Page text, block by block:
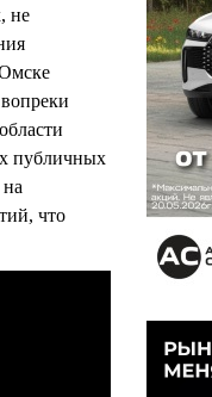
не
публичных
что